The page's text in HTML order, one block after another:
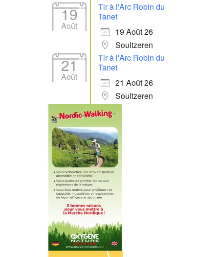
19
Août
Tir à l'Arc Robin du
Tanet
19 Août 26
Soultzeren
21
Août
Tir à l'Arc Robin du
Tanet
21 Août 26
Soultzeren